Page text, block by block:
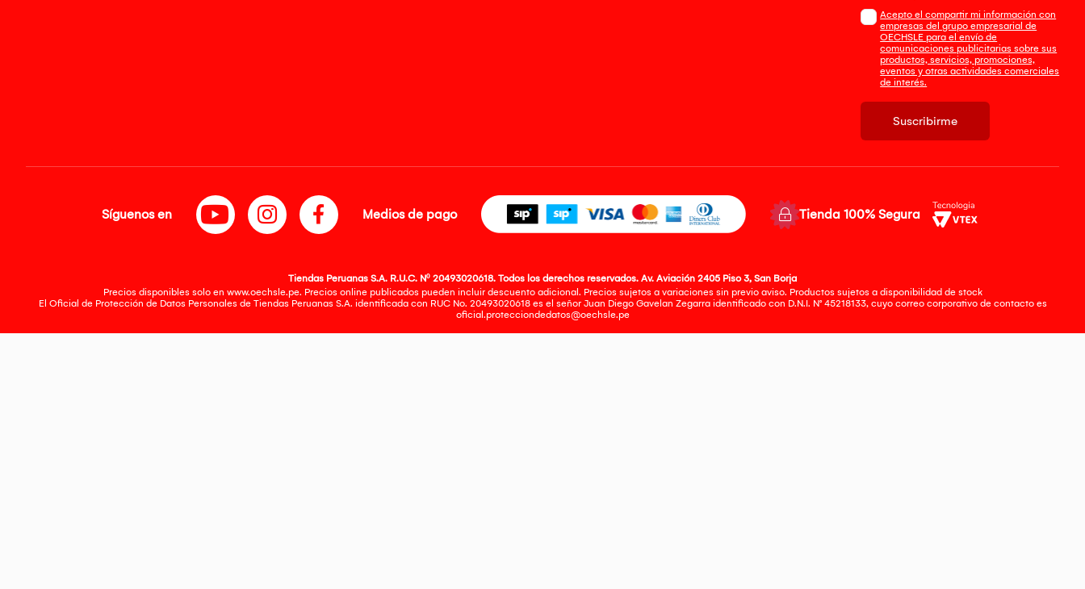
Acepto el compartir mi información con
empresas del grupo empresarial de
OECHSLE para el envío de
comunicaciones publicitarias sobre sus
productos, servicios, promociones,
eventos y otras actividades comerciales
de interés.
Suscribirme
Síguenos en Medios de pago Tienda 100% Segura
Tiendas Peruanas S.A. R.U.C. Nº 20493020618. Todos los derechos reservados. Av. Aviación 2405 Piso 3, San Borja
Precios disponibles solo en www.oechsle.pe. Precios online publicados pueden incluir descuento adicional. Precios sujetos a variaciones sin previo aviso. Productos sujetos a disponibilidad de stock
El Oficial de Protección de Datos Personales de Tiendas Peruanas S.A. identificada con RUC No. 20493020618 es el señor Juan Diego Gavelan Zegarra identificado con D.N.I. N° 45218133, cuyo correo corporativo de contacto es
oficial.protecciondedatos@oechsle.pe